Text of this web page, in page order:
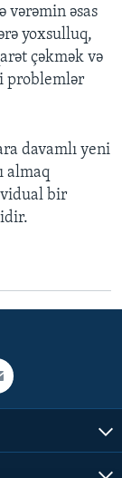
vərəmin əsas
yoxsulluq,
çəkmək və
problemlər
davamlı yeni
almaq
bir